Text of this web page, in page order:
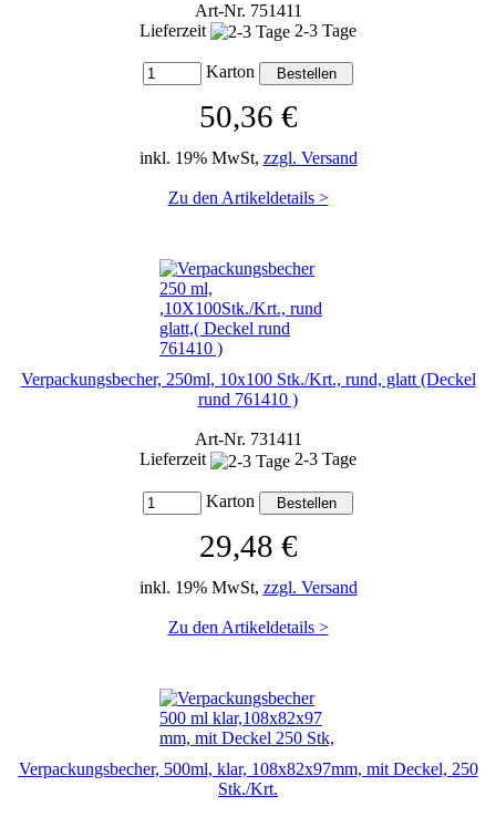
Art-Nr. 751411
Lieferzeit
2-3 Tage
Karton
50,36 €
inkl. 19% MwSt, zzgl. Versand
Zu den Artikeldetails >
Verpackungsbecher, 250ml, 10x100 Stk./Krt., rund, glatt (Deckel
rund 761410 )
Art-Nr. 731411
Lieferzeit
2-3 Tage
Karton
29,48 €
inkl. 19% MwSt, zzgl. Versand
Zu den Artikeldetails >
Verpackungsbecher, 500ml, klar, 108x82x97mm, mit Deckel, 250
Stk./Krt.